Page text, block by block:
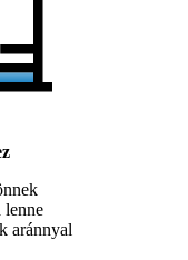
lenne
aránnyal